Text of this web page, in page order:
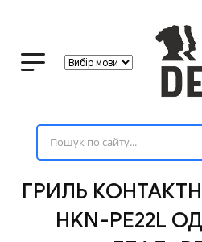
ГРИЛЬ
HKN-PE22L